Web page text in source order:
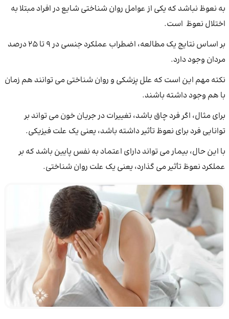
به نعوظ نباشد که یکی از عوامل روان شناختی شایع در افراد مبتلا به
اختلال نعوظ است.
بر اساس نتایج یک مطالعه، اضطراب عملکرد جنسی در 9 تا 25 درصد
مردان وجود دارد.
نکته مهم این است که علل پزشکی و روان شناختی می توانند هم زمان
با هم وجود داشته باشند.
برای مثال، اگر فرد چاق باشد، تغییرات در جریان خون می تواند بر
توانایی فرد برای نعوظ تأثیر داشته باشد، یعنی یک علت فیزیکی.
با این حال، بیمار می تواند دارای اعتماد به نفس پایین باشد که بر
عملکرد نعوظ تأثیر می گذارد، یعنی یک علت روان شناختی.